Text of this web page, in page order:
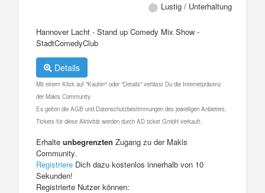
Lustig / Unterhaltung
Hannover Lacht - Stand up Comedy Mix Show -
StadtComedyClub
Details
Mit einem Klick auf "Kaufen" oder "Details" verlässt Du die Internetpräsenz
der Makis Community.
Es gelten die AGB und Datenschutzbestimmungen des jeweiligen Anbieters.
Tickets für diese Aktivität werden durch AD ticket GmbH verkauft.
Erhalte unbegrenzten Zugang zu der Makis
Community.
Registriere Dich dazu kostenlos innerhalb von 10
Sekunden!
Registrierte Nutzer können: